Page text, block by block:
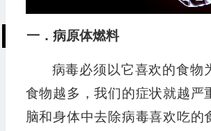
一．病原体燃料
病毒必须以它喜欢的食物
食物越多，我们的症状就越严
脑和身体中去除病毒喜欢吃的